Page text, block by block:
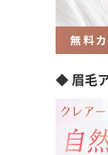
◆ 眉毛